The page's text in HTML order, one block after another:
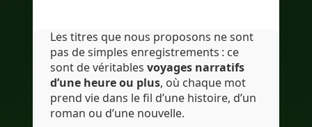
Les titres que nous proposons ne sont
pas de simples enregistrements : ce
sont de véritables voyages narratifs
d’une heure ou plus, où chaque mot
prend vie dans le fil d’une histoire, d’un
roman ou d’une nouvelle.